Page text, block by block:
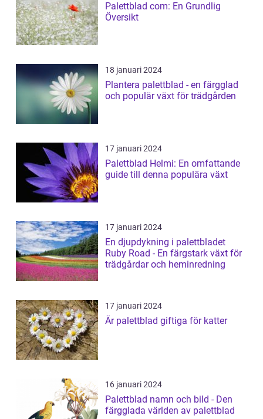
Palettblad com: En Grundlig
Översikt
18 januari 2024
Plantera palettblad - en färgglad
och populär växt för trädgården
17 januari 2024
Palettblad Helmi: En omfattande
guide till denna populära växt
17 januari 2024
En djupdykning i palettbladet
Ruby Road - En färgstark växt för
trädgårdar och heminredning
17 januari 2024
Är palettblad giftiga för katter
16 januari 2024
Palettblad namn och bild - Den
färgglada världen av palettblad